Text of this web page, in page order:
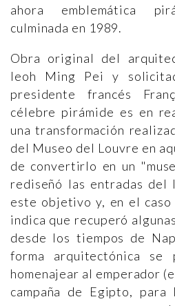
ahora emblemática
culminada en 1989.
Obra original del
leoh Ming Pei y
presidente francés
célebre pirámide es en
una transformación
del Museo del Louvre en
de convertirlo en un
rediseñó las entradas del
este objetivo y, en el
indica que recuperó
desde los tiempos de
forma arquitectónica se
homenajear al emperador
campaña de Egipto, para